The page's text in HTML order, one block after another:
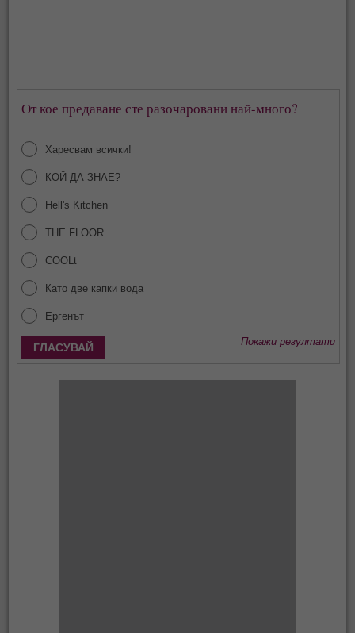
От кое предаване сте разочаровани най-много?
Харесвам всички!
КОЙ ДА ЗНАЕ?
Hell's Kitchen
THE FLOOR
COOLt
Като две капки вода
Ергенът
Покажи резултати